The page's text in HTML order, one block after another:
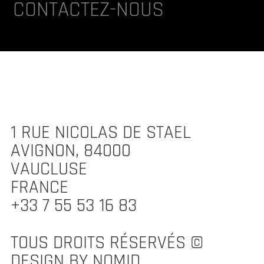
CONTACTEZ-NOUS
1 RUE NICOLAS DE STAEL
AVIGNON, 84000
VAUCLUSE
FRANCE
+33 7 55 53 16 83
TOUS DROITS RÉSERVÉS ©